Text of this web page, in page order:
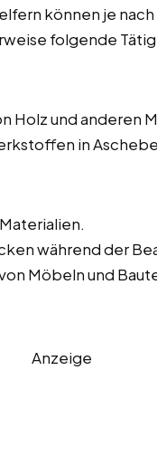
können je
folgende
Holz und anderen
in
während der
Möbeln und
Anzeige